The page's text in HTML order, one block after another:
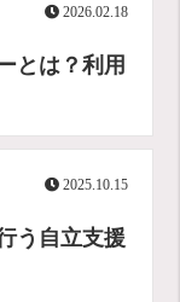
2026.02.18
とは？利用
2025.10.15
う自立支援